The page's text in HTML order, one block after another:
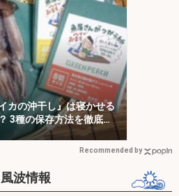
カの沖干し』は寝かせる
3種の保存方法を徹底検
Recommended by
波情報